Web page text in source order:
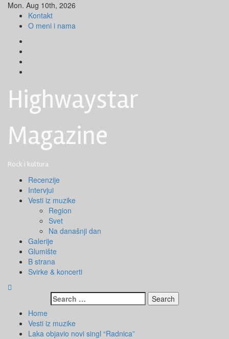
Skip
content
Mon. Aug 10th, 2026
Kontakt
O meni i nama
Highwaystar
Magazine
Rock i kultura
Primary
Menu
Recenzije
Intervjui
Vesti iz muzike
Region
Svet
Na današnji dan
Galerije
Glumište
B strana
Svirke & koncerti
Search
for:
Home
Vesti iz muzike
Laka objavio novi singl “Radnica”